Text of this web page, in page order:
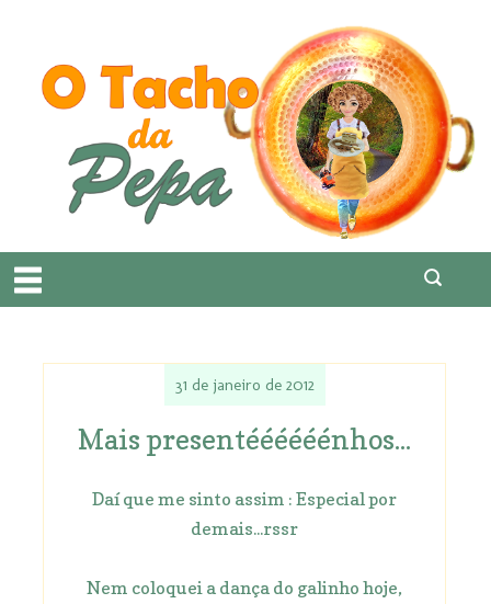
31 de janeiro de 2012
Mais presentéééééénhos...
Daí que me sinto assim : Especial por
demais...rssr
Nem coloquei a dança do galinho hoje,